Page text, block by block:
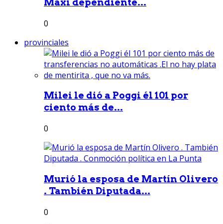
0
provinciales
Milei le dió a Poggi él 101 por
ciento más de...
0
Murió la esposa de Martín Olivero
. También Diputada...
0